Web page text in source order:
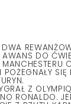
DO
SIĘ
Z
RONALDO.